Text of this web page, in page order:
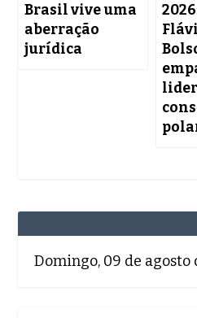
Brasil vive uma
aberração
jurídica
Domingo, 09 de agosto